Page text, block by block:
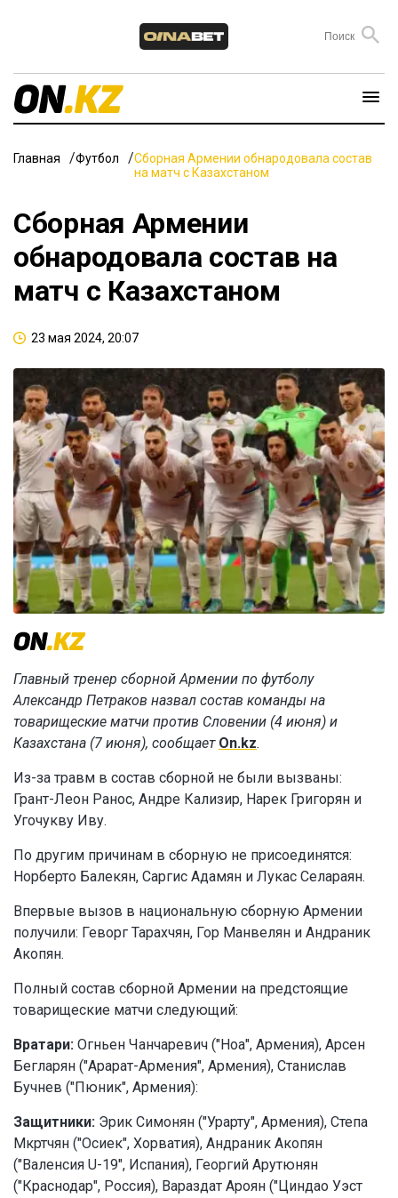
Главная Футбол
Сборная Армении обнародовала состав
на матч с Казахстаном
Сборная Армении
обнародовала состав на
матч с Казахстаном
23 мая 2024, 20:07
Главный тренер сборной Армении по футболу
Александр Петраков назвал состав команды на
товарищеские матчи против Словении (4 июня) и
Казахстана (7 июня), сообщает On.kz.
Из-за травм в состав сборной не были вызваны:
Грант-Леон Ранос, Андре Кализир, Нарек Григорян и
Угочукву Иву.
По другим причинам в сборную не присоединятся:
Норберто Балекян, Саргис Адамян и Лукас Селараян.
Впервые вызов в национальную сборную Армении
получили: Геворг Тарахчян, Гор Манвелян и Андраник
Акопян.
Полный состав сборной Армении на предстоящие
товарищеские матчи следующий:
Вратари: Огньен Чанчаревич ("Ноа", Армения), Арсен
Бегларян ("Арарат-Армения", Армения), Станислав
Бучнев ("Пюник", Армения):
Защитники: Эрик Симонян ("Урарту", Армения), Степа
Мкртчян ("Осиек", Хорватия), Андраник Акопян
("Валенсия U-19", Испания), Георгий Арутюнян
("Краснодар", Россия), Вараздат Ароян ("Циндао Уэст